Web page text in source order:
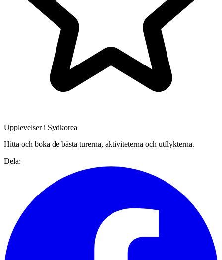
Upplevelser i Sydkorea
Hitta och boka de bästa turerna, aktiviteterna och utflykterna.
Dela: